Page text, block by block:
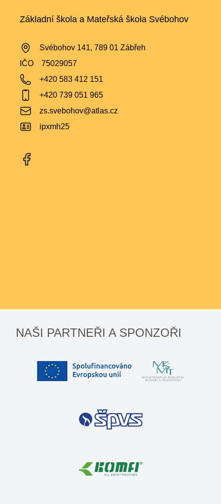
Základní škola a Mateřská škola Svébohov
Svébohov 141, 789 01 Zábřeh
IČO
75029057
+420 583 412 151
+420 739 051 965
zs.svebohov@atlas.cz
ipxmh25
NAŠI PARTNEŘI A SPONZOŘI